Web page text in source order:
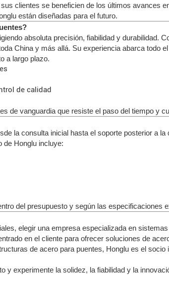
clientes se beneficien de los últimos avances
están diseñadas para el futuro.
absoluta precisión, fiabilidad y durabilidad.
China y más allá. Su experiencia abarca todo
a largo plazo.
de calidad
de vanguardia que resiste el paso del tiempo y
la consulta inicial hasta el soporte posterior a
de Honglu incluye:
del presupuesto y según las especificaciones
elegir una empresa especializada en
en el cliente para ofrecer soluciones de
de acero para puentes, Honglu es el
experimente la solidez, la fiabilidad y la